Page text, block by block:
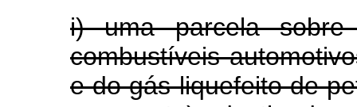
i) uma parcela
combustíveis
e do gás liquefeito de